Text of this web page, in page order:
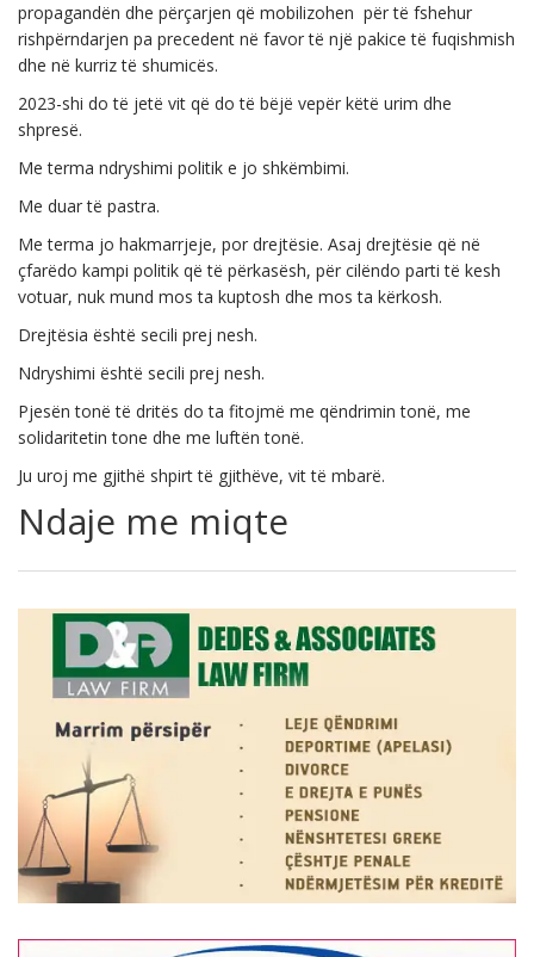
propagandën dhe përçarjen që mobilizohen për të fshehur
rishpërndarjen pa precedent në favor të një pakice të fuqishmish
dhe në kurriz të shumicës.
2023-shi do të jetë vit që do të bëjë vepër këtë urim dhe
shpresë.
Me terma ndryshimi politik e jo shkëmbimi.
Me duar të pastra.
Me terma jo hakmarrjeje, por drejtësie. Asaj drejtësie që në
çfarëdo kampi politik që të përkasësh, për cilëndo parti të kesh
votuar, nuk mund mos ta kuptosh dhe mos ta kërkosh.
Drejtësia është secili prej nesh.
Ndryshimi është secili prej nesh.
Pjesën tonë të dritës do ta fitojmë me qëndrimin tonë, me
solidaritetin tone dhe me luftën tonë.
Ju uroj me gjithë shpirt të gjithëve, vit të mbarë.
Ndaje me miqte